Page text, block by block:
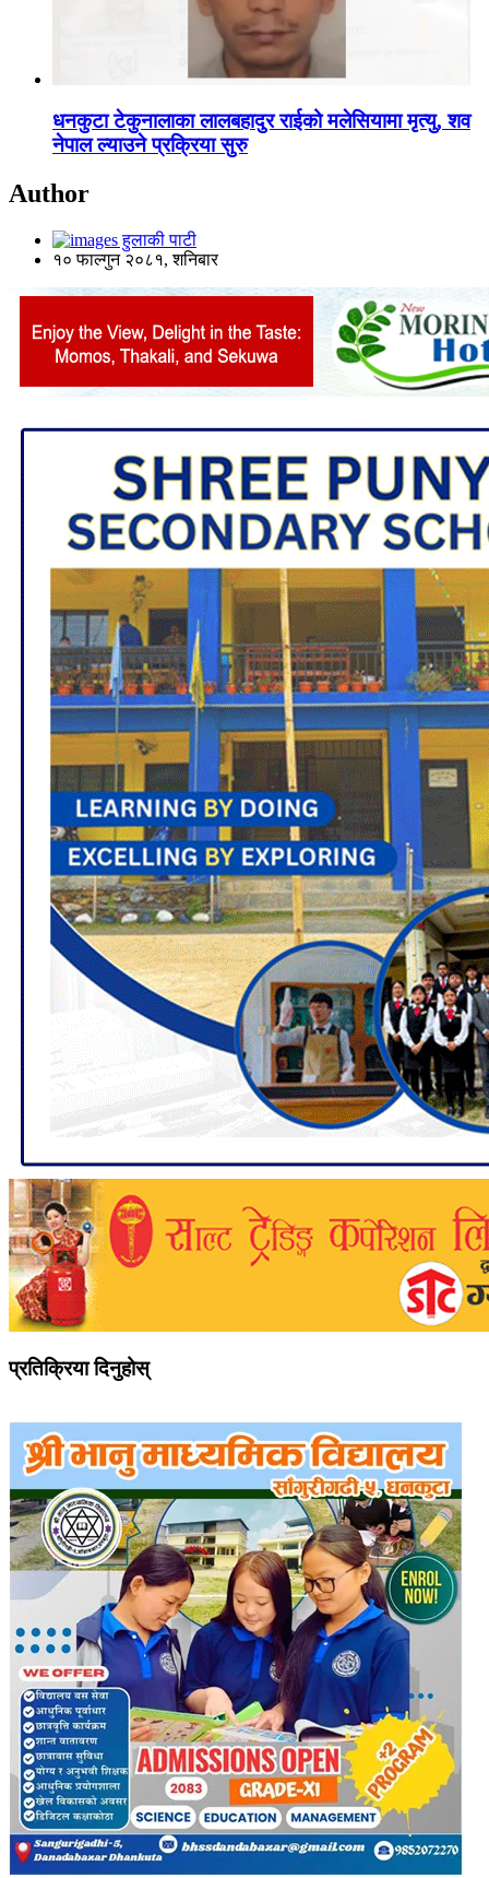
धनकुटा टेकुनालाका लालबहादुर राईको मलेसियामा मृत्यु, शव
नेपाल ल्याउने प्रक्रिया सुरु
Author
हुलाकी पाटी
१० फाल्गुन २०८१, शनिबार
प्रतिक्रिया दिनुहोस्